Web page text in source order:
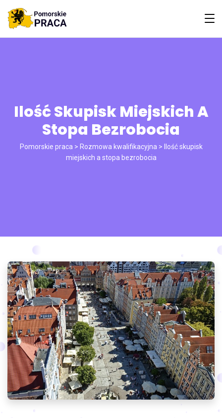
Ilość Skupisk Miejskich A
Stopa Bezrobocia
Pomorskie praca > Rozmowa kwalifikacyjna >
Ilość skupisk
miejskich a stopa bezrobocia